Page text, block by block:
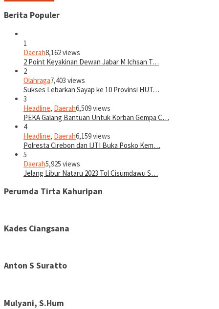
Berita Populer
1
Daerah8,162 views
2 Point Keyakinan Dewan Jabar M Ichsan T…
2
Olahraga7,403 views
Sukses Lebarkan Sayap ke 10 Provinsi HUT…
3
Headline, Daerah6,509 views
PEKA Galang Bantuan Untuk Korban Gempa C…
4
Headline, Daerah6,159 views
Polresta Cirebon dan IJTI Buka Posko Kem…
5
Daerah5,925 views
Jelang Libur Nataru 2023 Tol Cisumdawu S…
Perumda Tirta Kahuripan
Kades Ciangsana
Anton S Suratto
Mulyani, S.Hum